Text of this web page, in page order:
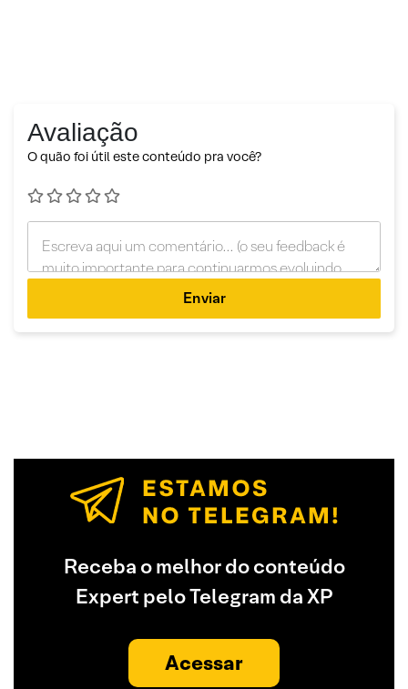
Avaliação
O quão foi útil este conteúdo pra você?
Enviar
Receba o melhor do conteúdo
Expert pelo Telegram da XP
Acessar